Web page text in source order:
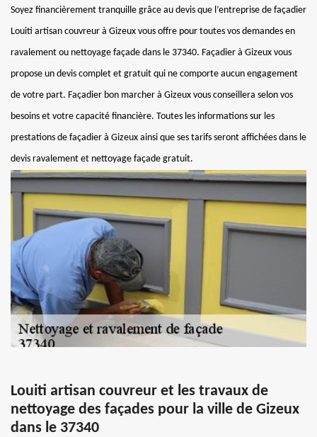
Soyez financièrement tranquille grâce au devis que l’entreprise de façadier
Louiti artisan couvreur à Gizeux vous offre pour toutes vos demandes en
ravalement ou nettoyage façade dans le 37340. Façadier à Gizeux vous
propose un devis complet et gratuit qui ne comporte aucun engagement
de votre part. Façadier bon marcher à Gizeux vous conseillera selon vos
besoins et votre capacité financière. Toutes les informations sur les
prestations de façadier à Gizeux ainsi que ses tarifs seront affichées dans le
devis ravalement et nettoyage façade gratuit.
Louiti artisan couvreur et les travaux de
nettoyage des façades pour la ville de Gizeux
dans le 37340